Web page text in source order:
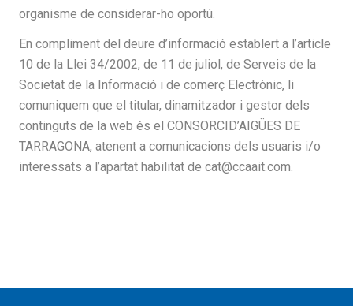
organisme de considerar-ho oportú.
En compliment del deure d’informació establert a l’article
10 de la Llei 34/2002, de 11 de juliol, de Serveis de la
Societat de la Informació i de comerç Electrònic, li
comuniquem que el titular, dinamitzador i gestor dels
continguts de la web és el CONSORCID’AIGÜES DE
TARRAGONA, atenent a comunicacions dels usuaris i/o
interessats a l’apartat habilitat de cat@ccaait.com.